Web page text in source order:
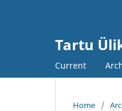
Tartu
Current
Home /